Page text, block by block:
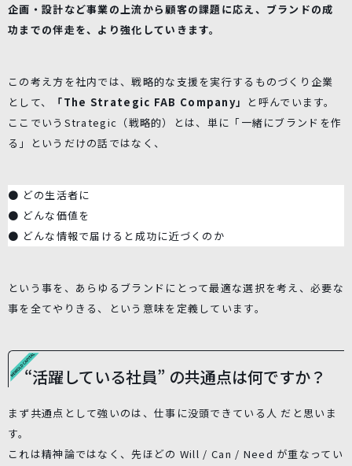
企画・設計など事業の上流から顧客の課題に応え、ブランドの成
功までの伴走を、より強化していきます。
この考え方を社内では、戦略的な支援を実行するものづくり企業
として、
「The Strategic FAB Company」
と呼んでいます。
ここでいうStrategic（戦略的）とは、単に「一緒にブランドを作
る」というだけの話ではなく、
● どの生活者に
● どんな価値を
● どんな情報で届けると成功に近づくのか
という事を、あらゆるブランドにとって最適な選択を考え、必要な
事を全てやりきる、という意味を定義しています。
“活躍している社員” の共通点は何ですか？
まず共通点として強いのは、仕事に没頭できている人 だと思いま
す。
これは精神論ではなく、先ほどの Will / Can / Need が重なってい